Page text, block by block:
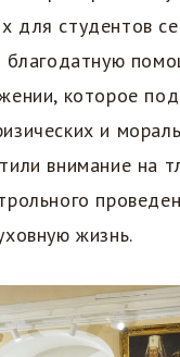
для студентов
благодатную
которое
и
внимание на
жизнь.